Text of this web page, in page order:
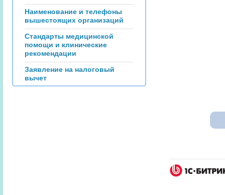
Наименование и телефоны
вышестоящих организаций
Стандарты медицинской
помощи и клинические
рекомендации
Заявление на налоговый
вычет